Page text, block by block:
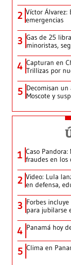
2 Víctor Álvarez:
emergencias
3 Gas de 25
minoristas,
4 Capturan en
Trillizas por
5 Decomisan
Moscote y
1 Caso
fraudes en los
2 Video: Lula
en defensa,
3 Forbes
para jubilarse
4 Panamá hoy
5 Clima en